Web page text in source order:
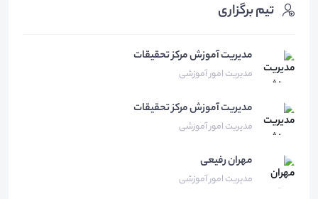
تیم برگزاری
مدیریت آموزش مرکز تحقیقات
مدیریت امور آموزشی
مدیریت آموزشمرکز تحقیقات
مدیریت امور آموزشی
مهرانرفیعی
مدیریت امور آموزشی